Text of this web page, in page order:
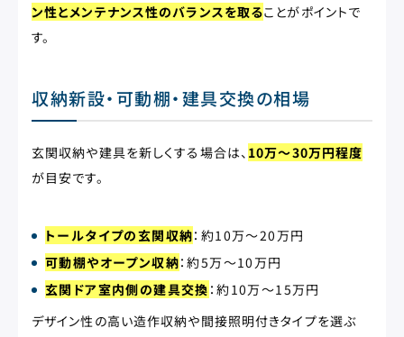
ン性とメンテナンス性のバランスを取ることがポイントで
す。
収納新設・可動棚・建具交換の相場
玄関収納や建具を新しくする場合は、 10万〜30万円程度
が目安です。
トールタイプの玄関収納：約10万〜20万円
可動棚やオープン収納：約5万〜10万円
玄関ドア室内側の建具交換 ：約10万〜15万円
デザイン性の高い造作収納や間接照明付きタイプを選ぶ